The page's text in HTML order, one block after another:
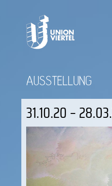
AUSSTELLUNG
31.10.20 –